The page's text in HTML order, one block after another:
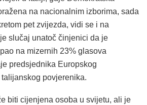
na nacionalnim izborima, sada
pet zvijezda, vidi se i na
slučaj unatoč činjenici da je
na mizernih 23% glasova
predsjednika Europskog
povjerenika.
biti cijenjena osoba u svijetu, ali je